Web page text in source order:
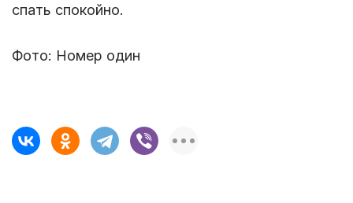
спать спокойно.
Фото: Номер один